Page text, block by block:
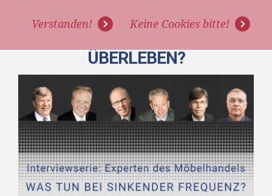
Verstanden! Keine Cookies bitte!
DER MITTELSTÄNDISCHE
MÖBELHANDEL TUN, UM ZU
ÜBERLEBEN?